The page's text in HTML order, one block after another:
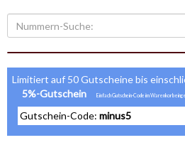
Limitiert auf 50 Gutscheine bis
5%-Gutschein
Gutschein-Code: minus5